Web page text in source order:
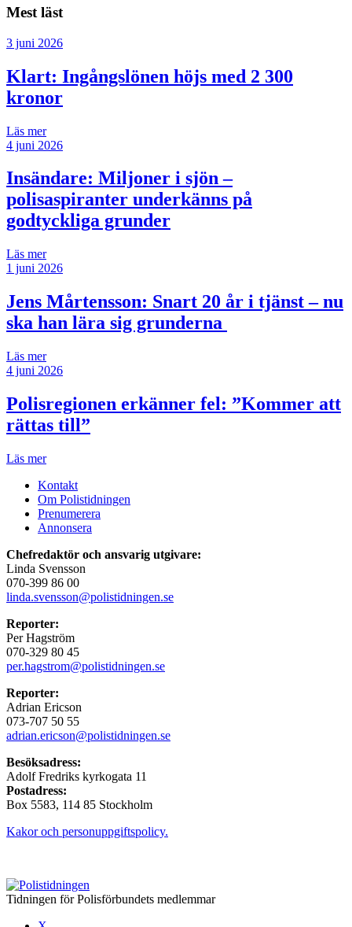
Mest läst
3 juni 2026
Klart: Ingångslönen höjs med 2 300
kronor
Läs mer
4 juni 2026
Insändare: Miljoner i sjön –
polisaspiranter underkänns på
godtyckliga grunder
Läs mer
1 juni 2026
Jens Mårtensson: Snart 20 år i tjänst – nu
ska han lära sig grunderna
Läs mer
4 juni 2026
Polisregionen erkänner fel: ”Kommer att
rättas till”
Läs mer
Kontakt
Om Polistidningen
Prenumerera
Annonsera
Chefredaktör och ansvarig utgivare:
Linda Svensson
070-399 86 00
linda.svensson@polistidningen.se
Reporter:
Per Hagström
070-329 80 45
per.hagstrom@polistidningen.se
Reporter:
Adrian Ericson
073-707 50 55
adrian.ericson@polistidningen.se
Besöksadress:
Adolf Fredriks kyrkogata 11
Postadress:
Box 5583, 114 85 Stockholm
Kakor och personuppgiftspolicy.
Tidningen för Polisförbundets medlemmar